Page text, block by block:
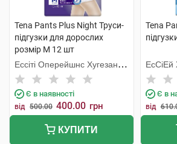
Tena Pants Plus Night Труси-
підгузки для дорослих
розмір M 12 шт
Ессіті Оперейшнс Хугезанд
Б.В.
Є в наявності
від 500.00 400.00 грн
КУПИТИ
Tena
ЕсСіЕй
Є в
від